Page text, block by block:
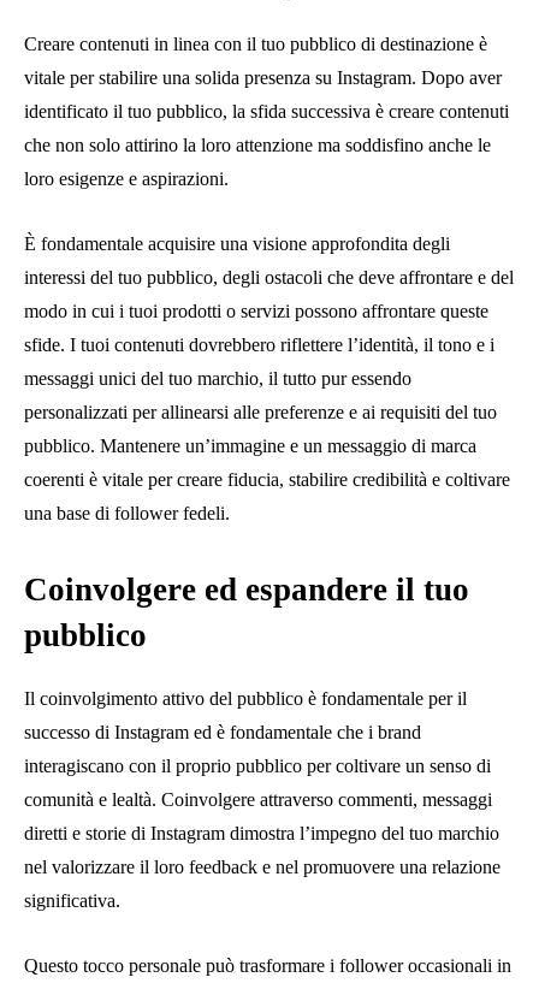
Creare contenuti in linea con il tuo pubblico di destinazione è
vitale per stabilire una solida presenza su Instagram. Dopo aver
identificato il tuo pubblico, la sfida successiva è creare contenuti
che non solo attirino la loro attenzione ma soddisfino anche le
loro esigenze e aspirazioni.
È fondamentale acquisire una visione approfondita degli
interessi del tuo pubblico, degli ostacoli che deve affrontare e del
modo in cui i tuoi prodotti o servizi possono affrontare queste
sfide. I tuoi contenuti dovrebbero riflettere l’identità, il tono e i
messaggi unici del tuo marchio, il tutto pur essendo
personalizzati per allinearsi alle preferenze e ai requisiti del tuo
pubblico. Mantenere un’immagine e un messaggio di marca
coerenti è vitale per creare fiducia, stabilire credibilità e coltivare
una base di follower fedeli.
Coinvolgere ed espandere il tuo
pubblico
Il coinvolgimento attivo del pubblico è fondamentale per il
successo di Instagram ed è fondamentale che i brand
interagiscano con il proprio pubblico per coltivare un senso di
comunità e lealtà. Coinvolgere attraverso commenti, messaggi
diretti e storie di Instagram dimostra l’impegno del tuo marchio
nel valorizzare il loro feedback e nel promuovere una relazione
significativa.
Questo tocco personale può trasformare i follower occasionali in